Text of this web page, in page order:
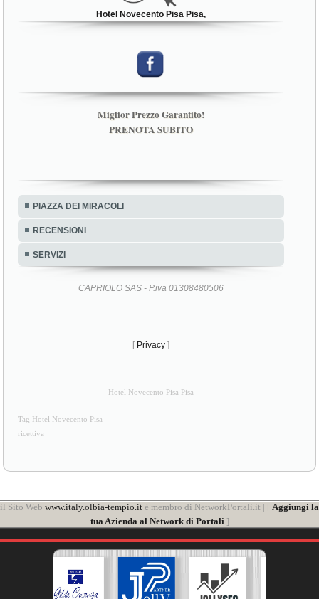
Hotel Novecento Pisa Pisa,
Miglior Prezzo Garantito!
PRENOTA SUBITO
PIAZZA DEI MIRACOLI
RECENSIONI
SERVIZI
CAPRIOLO SAS - P.iva 01308480506
[ Privacy ]
Hotel Novecento Pisa Pisa
Tag Hotel Novecento Pisa
ricettiva
il Sito Web www.italy.olbia-tempio.it è membro di NetworkPortali.it | [ Aggiungi la
tua Azienda al Network di Portali ]